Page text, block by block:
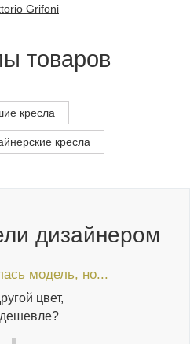
Grifoni
товаров
кресла
кресла
дизайнером
модель, но...
цвет,